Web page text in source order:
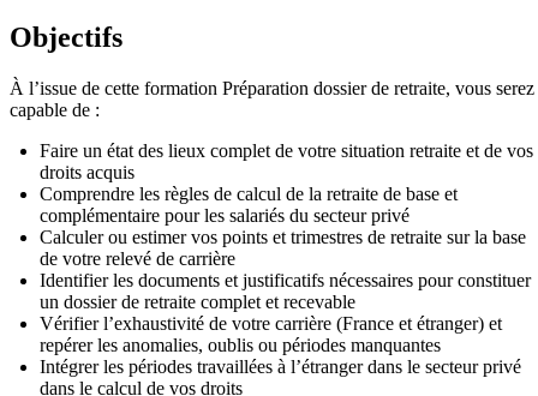
Objectifs
À l’issue de cette formation Préparation dossier de retraite, vous serez
capable de :
Faire un état des lieux complet de votre situation retraite et de vos
droits acquis
Comprendre les règles de calcul de la retraite de base et
complémentaire pour les salariés du secteur privé
Calculer ou estimer vos points et trimestres de retraite sur la base
de votre relevé de carrière
Identifier les documents et justificatifs nécessaires pour constituer
un dossier de retraite complet et recevable
Vérifier l’exhaustivité de votre carrière (France et étranger) et
repérer les anomalies, oublis ou périodes manquantes
Intégrer les périodes travaillées à l’étranger dans le secteur privé
dans le calcul de vos droits